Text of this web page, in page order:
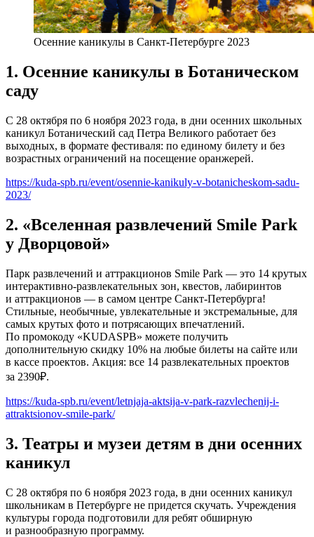
Осенние каникулы в Санкт-Петербурге 2023
1. Осенние каникулы в Ботаническом
саду
С 28 октября по 6 ноября 2023 года, в дни осенних школьных
каникул Ботанический сад Петра Великого работает без
выходных, в формате фестиваля: по единому билету и без
возрастных ограничений на посещение оранжерей.
https://kuda-spb.ru/event/osennie-kanikuly-v-botanicheskom-sadu-
2023/
2. «Вселенная развлечений Smile Park
у Дворцовой»
Парк развлечений и аттракционов Smile Park — это 14 крутых
интерактивно-развлекательных зон, квестов, лабиринтов
и аттракционов — в самом центре Санкт-Петербурга!
Стильные, необычные, увлекательные и экстремальные, для
самых крутых фото и потрясающих впечатлений.
По промокоду «KUDASPB» можете получить
дополнительную скидку 10% на любые билеты на сайте или
в кассе проектов. Акция: все 14 развлекательных проектов
за 2390₽.
https://kuda-spb.ru/event/letnjaja-aktsija-v-park-razvlechenij-i-
attraktsionov-smile-park/
3. Театры и музеи детям в дни осенних
каникул
С 28 октября по 6 ноября 2023 года, в дни осенних каникул
школьникам в Петербурге не придется скучать. Учреждения
культуры города подготовили для ребят обширную
и разнообразную программу.